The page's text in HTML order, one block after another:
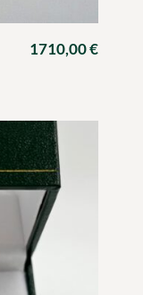
1710,00€